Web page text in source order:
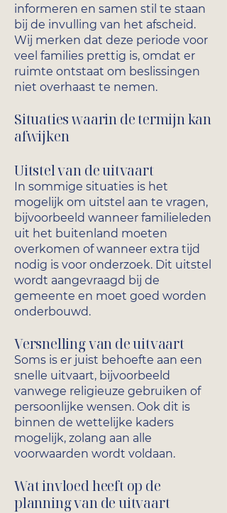
informeren en samen stil te staan
bij de invulling van het afscheid.
Wij merken dat deze periode voor
veel families prettig is, omdat er
ruimte ontstaat om beslissingen
niet overhaast te nemen.
Situaties waarin de termijn kan
afwijken
Uitstel van de uitvaart
In sommige situaties is het
mogelijk om uitstel aan te vragen,
bijvoorbeeld wanneer familieleden
uit het buitenland moeten
overkomen of wanneer extra tijd
nodig is voor onderzoek. Dit uitstel
wordt aangevraagd bij de
gemeente en moet goed worden
onderbouwd.
Versnelling van de uitvaart
Soms is er juist behoefte aan een
snelle uitvaart, bijvoorbeeld
vanwege religieuze gebruiken of
persoonlijke wensen. Ook dit is
binnen de wettelijke kaders
mogelijk, zolang aan alle
voorwaarden wordt voldaan.
Wat invloed heeft op de
planning van de uitvaart